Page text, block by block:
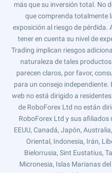
más que su inversión total. No
que comprenda totalmente
exposición al riesgo de pérdida.
tener en cuenta su nivel de
Trading implican riesgos
naturaleza de tales
parecen claros, por favor,
para un consejo independiente.
web no está dirigido a
de RoboForex Ltd no están
RoboForex Ltd y sus
EEUU, Canadá, Japón,
Oriental, Indonesia, Irán,
Bielorrusia, Sint Eustatius,
Micronesia, Islas Marianas